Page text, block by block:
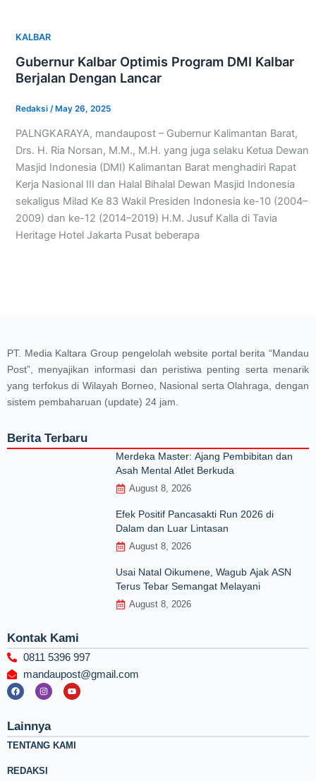
KALBAR
Gubernur Kalbar Optimis Program DMI Kalbar
Berjalan Dengan Lancar
Redaksi /May 26, 2025
PALNGKARAYA, mandaupost – Gubernur Kalimantan Barat,
Drs. H. Ria Norsan, M.M., M.H. yang juga selaku Ketua Dewan
Masjid Indonesia (DMI) Kalimantan Barat menghadiri Rapat
Kerja Nasional III dan Halal Bihalal Dewan Masjid Indonesia
sekaligus Milad Ke 83 Wakil Presiden Indonesia ke-10 (2004–
2009) dan ke-12 (2014–2019) H.M. Jusuf Kalla di Tavia
Heritage Hotel Jakarta Pusat beberapa
PT. Media Kaltara Group pengelolah website portal berita “Mandau
Post”, menyajikan informasi dan peristiwa penting serta menarik
yang terfokus di Wilayah Borneo, Nasional serta Olahraga, dengan
sistem pembaharuan (update) 24 jam.
Berita Terbaru
Merdeka Master: Ajang Pembibitan dan
Asah Mental Atlet Berkuda
August 8, 2026
Efek Positif Pancasakti Run 2026 di
Dalam dan Luar Lintasan
August 8, 2026
Usai Natal Oikumene, Wagub Ajak ASN
Terus Tebar Semangat Melayani
August 8, 2026
Lainnya
TENTANG KAMI
REDAKSI
Kontak Kami
0811 5396 997
mandaupost@gmail.com
F
a
c
o
o
k
I
n
s
g
r
a
Y
o
u
e